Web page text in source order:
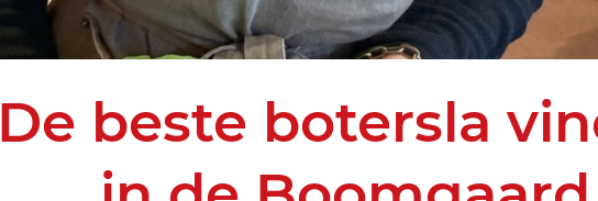
De beste botersla